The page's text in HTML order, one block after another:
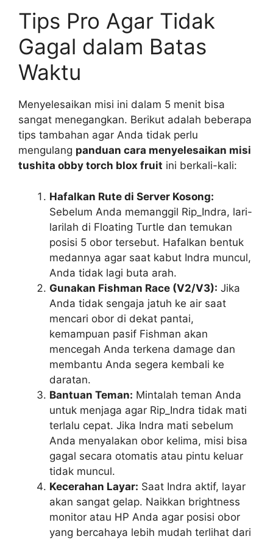
Tips Pro Agar Tidak
Gagal dalam Batas
Waktu
Menyelesaikan misi ini dalam 5 menit bisa
sangat menegangkan. Berikut adalah beberapa
tips tambahan agar Anda tidak perlu
mengulang panduan cara menyelesaikan misi
tushita obby torch blox fruit ini berkali-kali:
Hafalkan Rute di Server Kosong:
Sebelum Anda memanggil Rip_Indra, lari-
larilah di Floating Turtle dan temukan
posisi 5 obor tersebut. Hafalkan bentuk
medannya agar saat kabut Indra muncul,
Anda tidak lagi buta arah.
Gunakan Fishman Race (V2/V3): Jika
Anda tidak sengaja jatuh ke air saat
mencari obor di dekat pantai,
kemampuan pasif Fishman akan
mencegah Anda terkena damage dan
membantu Anda segera kembali ke
daratan.
Bantuan Teman: Mintalah teman Anda
untuk menjaga agar Rip_Indra tidak mati
terlalu cepat. Jika Indra mati sebelum
Anda menyalakan obor kelima, misi bisa
gagal secara otomatis atau pintu keluar
tidak muncul.
Kecerahan Layar: Saat Indra aktif, layar
akan sangat gelap. Naikkan brightness
monitor atau HP Anda agar posisi obor
yang bercahaya lebih mudah terlihat dari